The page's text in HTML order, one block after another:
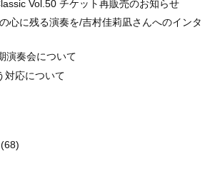
Vol.50 チケット再販売のお知らせ
心に残る演奏を/吉村佳莉凪さんへのインタ
演奏会について
対応について
(68)